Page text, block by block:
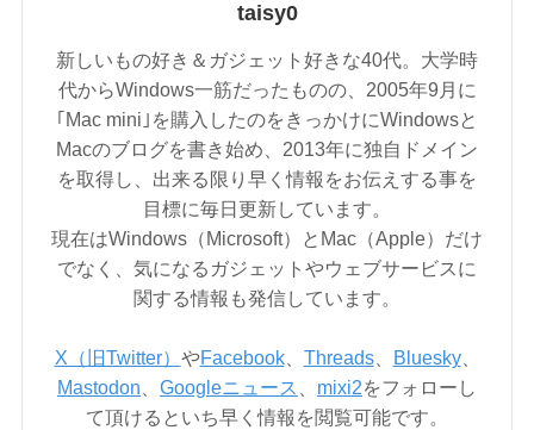
taisy0
新しいもの好き＆ガジェット好きな40代。大学時
代からWindows一筋だったものの、2005年9月に
｢Mac mini｣を購入したのをきっかけにWindowsと
Macのブログを書き始め、2013年に独自ドメイン
を取得し、出来る限り早く情報をお伝えする事を
目標に毎日更新しています。
現在はWindows（Microsoft）とMac（Apple）だけ
でなく、気になるガジェットやウェブサービスに
関する情報も発信しています。
X（旧Twitter） やFacebook、 Threads、 Bluesky、
Mastodon
Googleニュース mixi2をフォローし
て頂けるといち早く情報を閲覧可能です。